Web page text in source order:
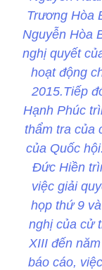
Trương Hòa
Nguyễn Hòa
nghị quyết
hoạt động
2015.Tiếp
Hạnh Phúc
thẩm tra của
của Quốc
Đức Hiền
việc giải
họp thứ 9
nghị của cử
XIII đến
báo cáo,